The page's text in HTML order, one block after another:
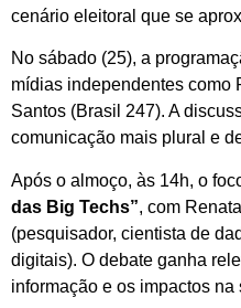
cenário eleitoral que se
No sábado (25), a
mídias independentes como
Santos (Brasil 247). A
comunicação mais plural e
Após o almoço, às 14h, o
das Big Techs”, com
(pesquisador, cientista de
digitais). O debate ganha
informação e os impactos